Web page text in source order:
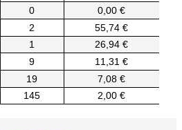
0
0,00 €
2
55,74 €
1
26,94 €
9
11,31 €
19
7,08 €
145 2,00 €